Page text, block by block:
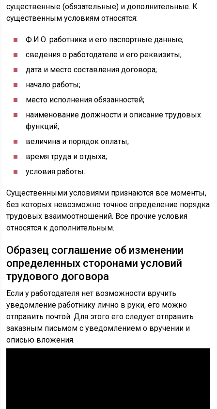
существенные (обязательные) и дополнительные. К
существенным условиям относятся:
Ф.И.О. работника и его паспортные данные;
сведения о работодателе и его реквизиты;
дата и место составления договора;
начало работы;
место исполнения обязанностей;
наименование должности и описание трудовых
функций;
величина и порядок оплаты;
время труда и отдыха;
условия работы.
Существенными условиями признаются все моменты,
без которых невозможно точное определение порядка
трудовых взаимоотношений. Все прочие условия
относятся к дополнительным.
Образец соглашение об изменении
определенных сторонами условий
трудового договора
Если у работодателя нет возможности вручить
уведомление работнику лично в руки, его можно
отправить почтой. Для этого его следует отправить
заказным письмом с уведомлением о вручении и
описью вложения.